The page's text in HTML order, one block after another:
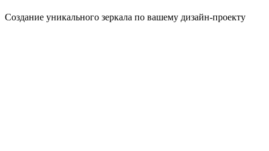
Создание уникального зеркала по вашему дизайн-проекту